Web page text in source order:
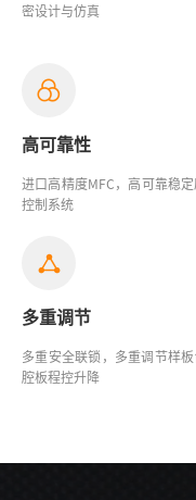
密设计与仿真
高可靠性
进口高精度MFC，高可靠稳
控制系统
多重调节
多重安全联锁，多重调节样
腔板程控升降